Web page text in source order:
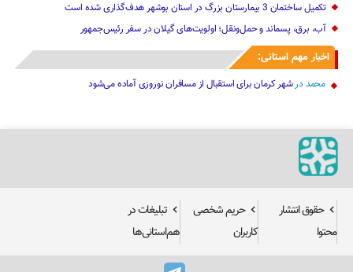
تکمیل ساختمان 3 بیمارستان بزرگ در استان بوشهر هدف‌گذاری شده است
آب، برق، پسماند و حمل‌ونقل؛ اولویت‌های گیلان در سفر رئیس‌جمهور
اخبار مهم استانی:
محمد درشهر کرمان برای استقبال از مسافران نوروزی آماده می‌شود
حقوق انتشار
محتوا
حریم شخصی
کاربران
تبلیغات در
هم‌استانی‌ها